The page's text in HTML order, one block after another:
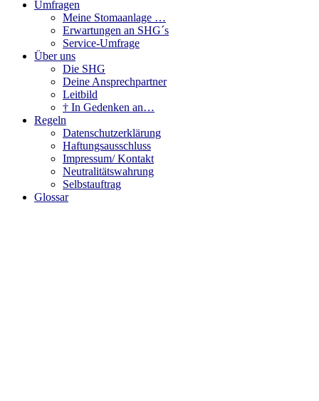
Umfragen
Meine Stomaanlage …
Erwartungen an SHG´s
Service-Umfrage
Über uns
Die SHG
Deine Ansprechpartner
Leitbild
† In Gedenken an…
Regeln
Datenschutzerklärung
Haftungsausschluss
Impressum/ Kontakt
Neutralitätswahrung
Selbstauftrag
Glossar